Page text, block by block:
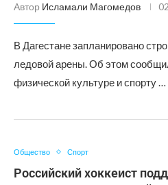
Автор Исламали Магомедов
В Дагестане запланировано
ледовой арены. Об этом
физической культуре и спорту …
Общество Спорт
Российский хоккеист